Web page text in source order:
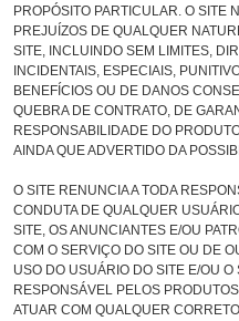
PROPÓSITO PARTICULAR. O SITE
PREJUÍZOS DE QUALQUER
SITE, INCLUINDO SEM LIMITES,
INCIDENTAIS, ESPECIAIS,
BENEFÍCIOS OU DE DANOS
QUEBRA DE CONTRATO, DE
RESPONSABILIDADE DO
AINDA QUE ADVERTIDO DA
O SITE RENUNCIA A TODA
CONDUTA DE QUALQUER
SITE, OS ANUNCIANTES E/OU
COM O SERVIÇO DO SITE OU DE
USO DO USUÁRIO DO SITE E/OU
RESPONSÁVEL PELOS
ATUAR COM QUALQUER